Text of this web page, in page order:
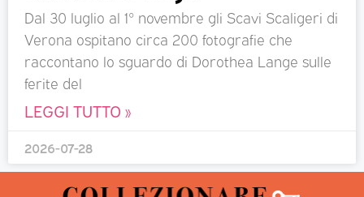
Dal 30 luglio al 1° novembre gli Scavi Scaligeri di
Verona ospitano circa 200 fotografie che
raccontano lo sguardo di Dorothea Lange sulle
ferite del
LEGGI TUTTO »
2026-07-28